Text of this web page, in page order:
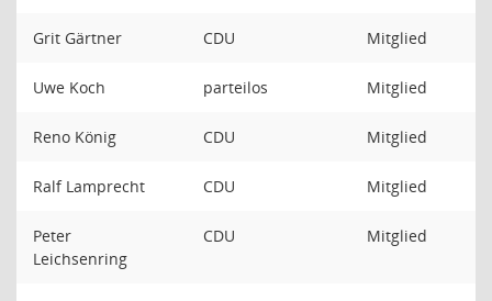
Grit Gärtner CDU Mitglied
Uwe Koch parteilos Mitglied
Reno König CDU Mitglied
Ralf Lamprecht CDU Mitglied
Peter
Leichsenring
CDU Mitglied